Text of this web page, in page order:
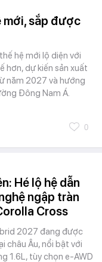
mới, sắp được
hệ mới lộ diện với
hơn, dự kiến sản xuất
năm 2027 và hướng
Đông Nam Á.
0
Hé lộ hệ dẫn
ngập tràn
Cross
2027 đang được
châu Âu, nổi bật với
1.6L, tùy chọn e-AWD